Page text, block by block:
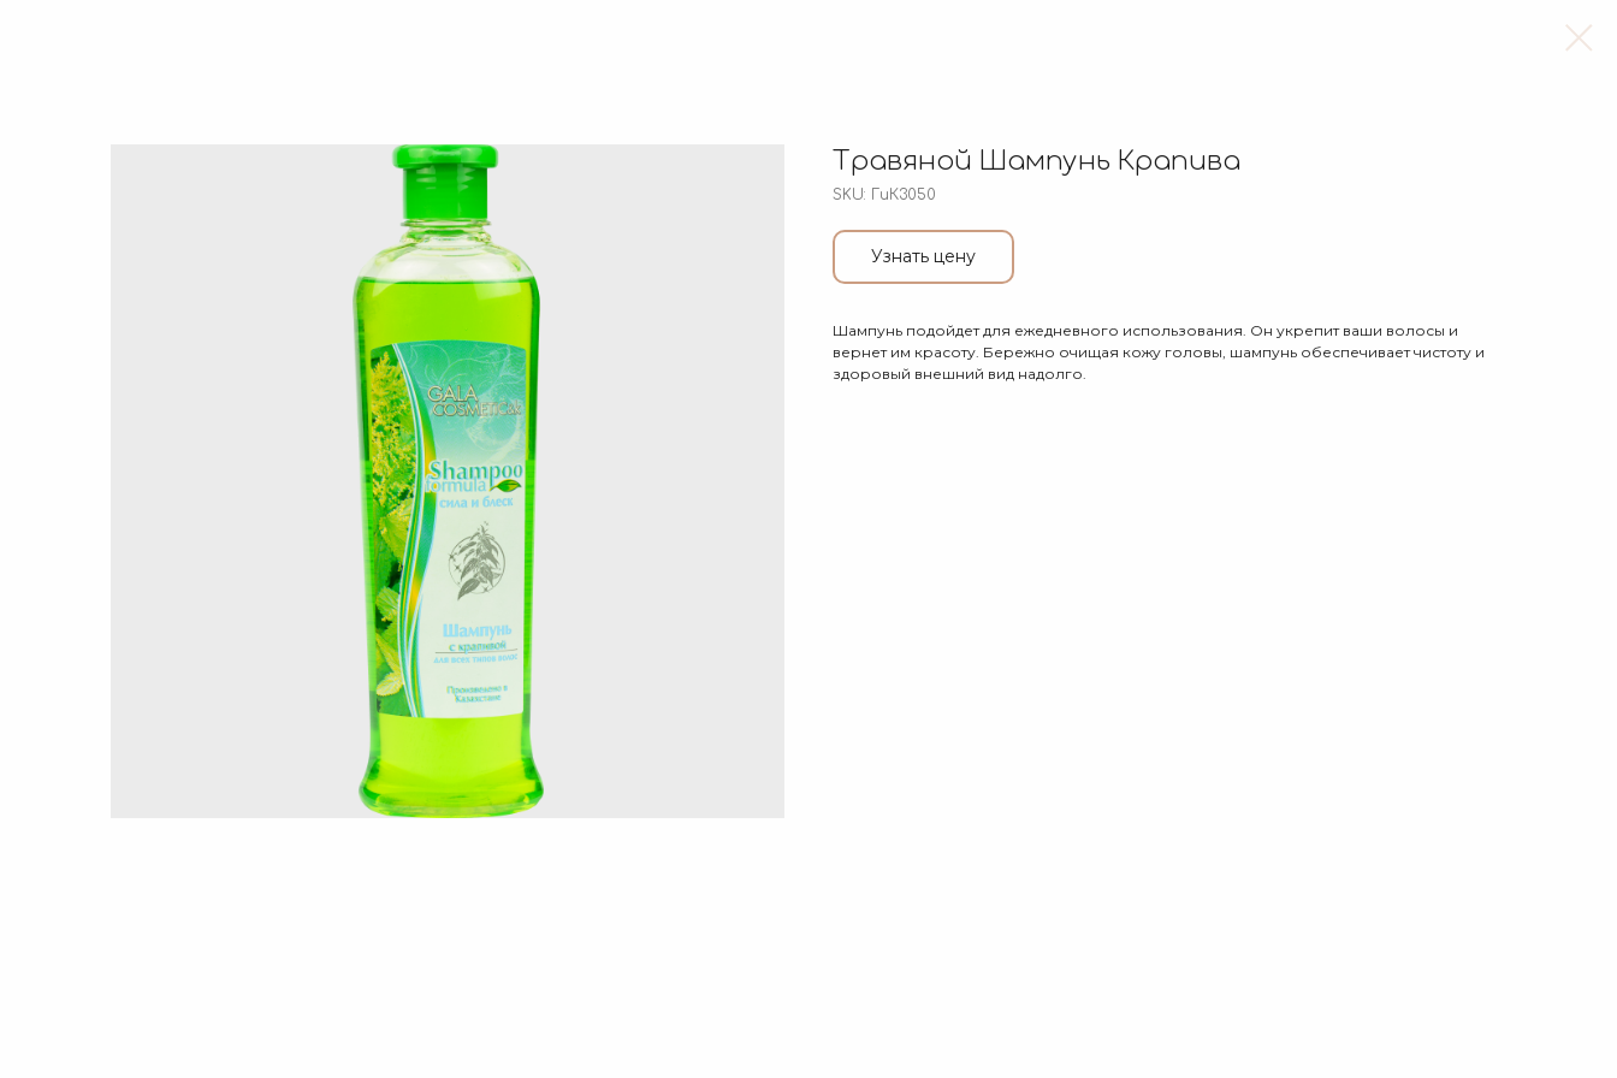
Травяной Шампунь Крапива
SKU: ГиК3050
Узнать цену
Шампунь подойдет для ежедневного использования. Он укрепит ваши волосы и
вернет им красоту. Бережно очищая кожу головы, шампунь обеспечивает чистоту и
здоровый внешний вид надолго.